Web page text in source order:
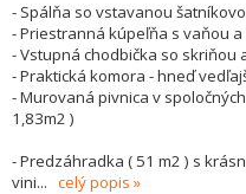
- Spálňa so vstavanou
- Priestranná kúpeľňa s vaňou a
- Vstupná chodbička so skriňou
- Praktická komora - hneď
- Murovaná pivnica v
1,83m2 )
- Predzáhradka ( 51 m2 ) s
vini... celý popis